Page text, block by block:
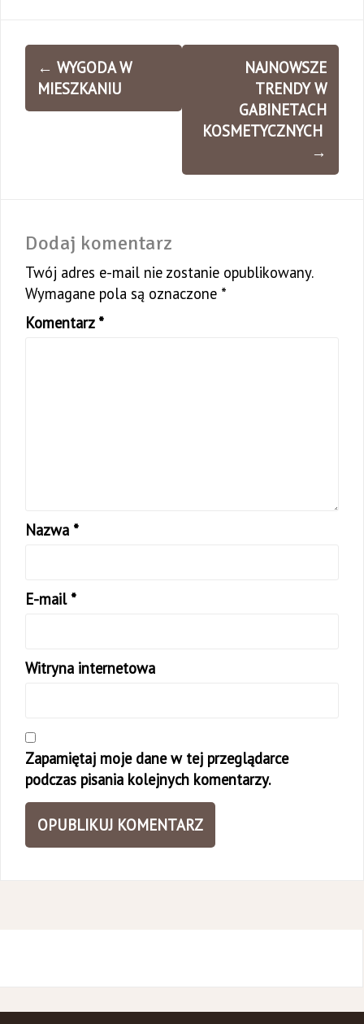
Zobacz
wpisy
← WYGODA W
MIESZKANIU
NAJNOWSZE
TRENDY W
GABINETACH
KOSMETYCZNYCH
→
Dodaj komentarz
Twój adres e-mail nie zostanie opublikowany.
Wymagane pola są oznaczone *
Komentarz *
Nazwa *
E-mail *
Witryna internetowa
Zapamiętaj moje dane w tej przeglądarce
podczas pisania kolejnych komentarzy.